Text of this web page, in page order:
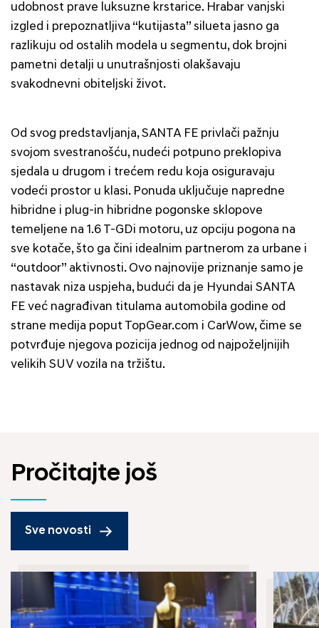
udobnost prave luksuzne krstarice. Hrabar vanjski
izgled i prepoznatljiva “kutijasta” silueta jasno ga
razlikuju od ostalih modela u segmentu, dok brojni
pametni detalji u unutrašnjosti olakšavaju
svakodnevni obiteljski život.
Od svog predstavljanja, SANTA FE privlači pažnju
svojom svestranošću, nudeći potpuno preklopiva
sjedala u drugom i trećem redu koja osiguravaju
vodeći prostor u klasi. Ponuda uključuje napredne
hibridne i plug-in hibridne pogonske sklopove
temeljene na 1.6 T-GDi motoru, uz opciju pogona na
sve kotače, što ga čini idealnim partnerom za urbane i
“outdoor” aktivnosti. Ovo najnovije priznanje samo je
nastavak niza uspjeha, budući da je Hyundai SANTA
FE već nagrađivan titulama automobila godine od
strane medija poput TopGear.com i CarWow, čime se
potvrđuje njegova pozicija jednog od najpoželjnijih
velikih SUV vozila na tržištu.
Pročitajte još
Sve novosti